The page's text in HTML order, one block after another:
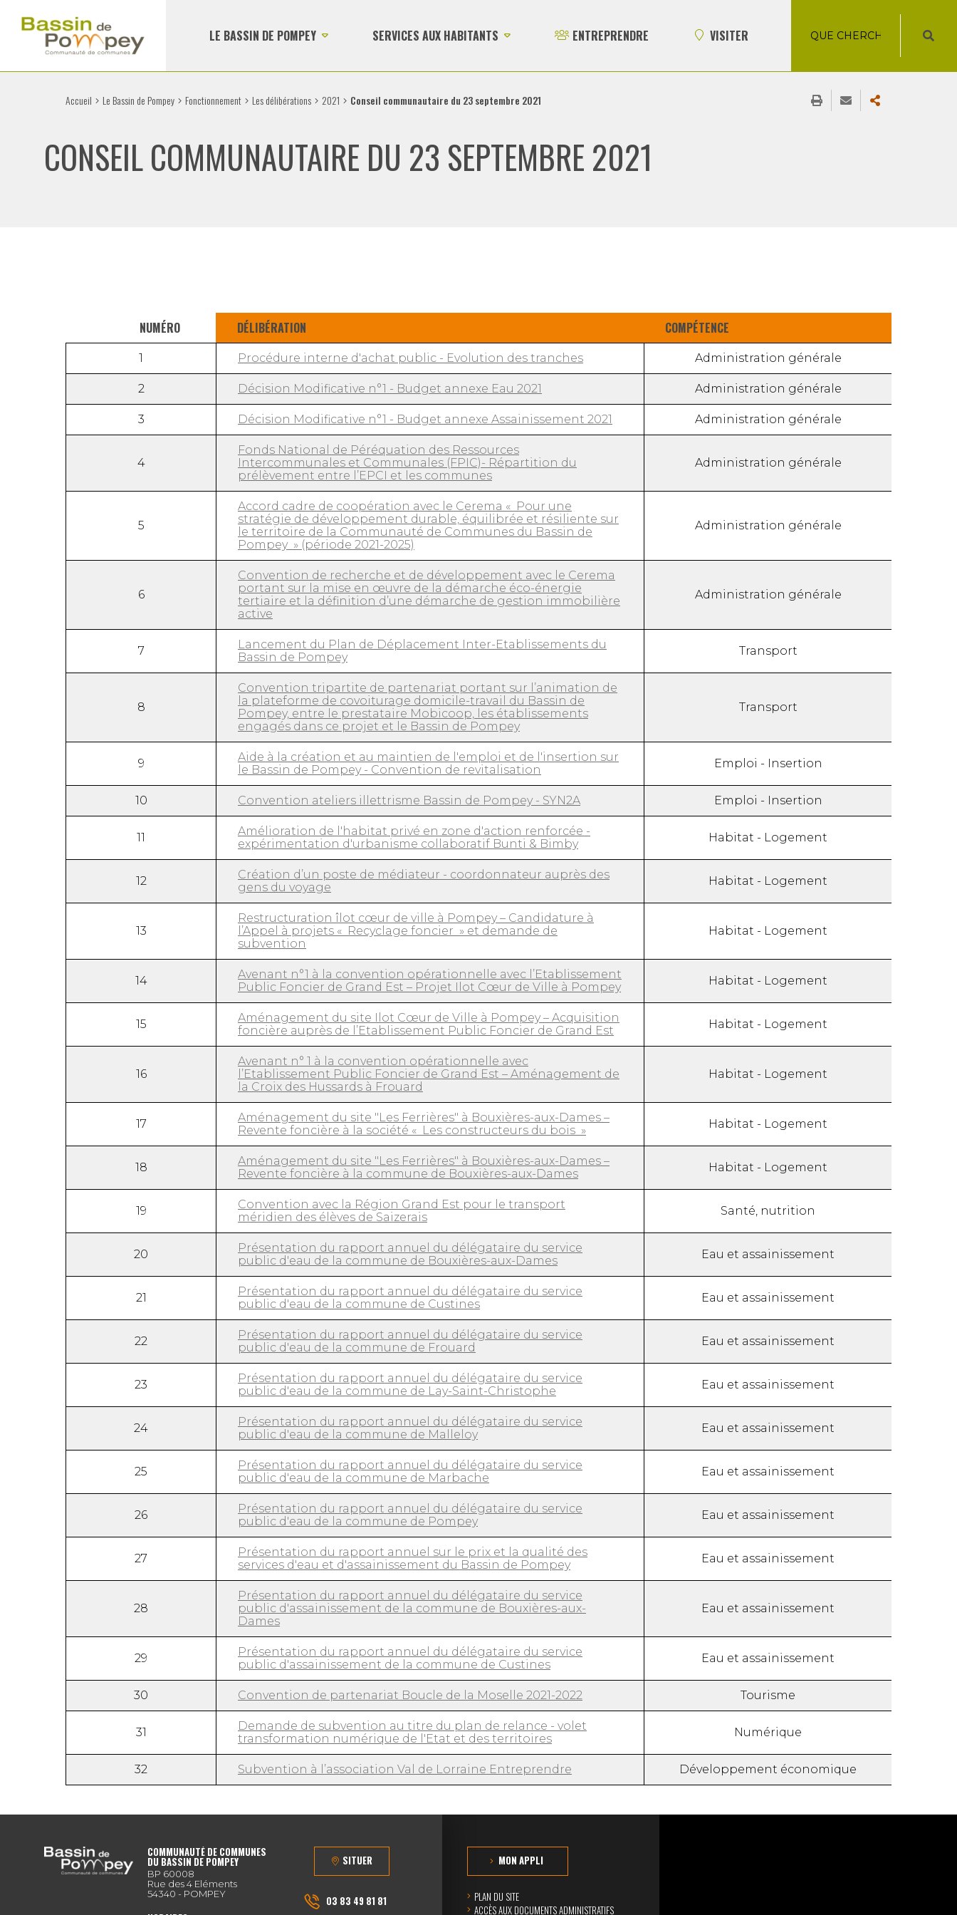
LE BASSIN DE POMPEY SERVICES AUX HABITANTS ENTREPRENDRE VISITER
Accueil Le Bassin de Pompey Fonctionnement Les délibérations 2021 Conseil communautaire du 23 septembre 2021
CONSEIL COMMUNAUTAIRE DU 23 SEPTEMBRE 2021
NUMÉRO DÉLIBÉRATION COMPÉTENCE
1 Procédure interne d'achat public - Evolution des tranches Administration générale
2 Décision Modificative n°1 - Budget annexe Eau 2021 Administration générale
3 Décision Modificative n°1 - Budget annexe Assainissement 2021 Administration générale
4
Fonds National de Péréquation des Ressources
Intercommunales et Communales (FPIC)- Répartition du
prélèvement entre l’EPCI et les communes
Administration générale
5
Accord cadre de coopération avec le Cerema « Pour une
stratégie de développement durable, équilibrée et résiliente sur
le territoire de la Communauté de Communes du Bassin de
Pompey » (période 2021-2025)
Administration générale
6
Convention de recherche et de développement avec le Cerema
portant sur la mise en œuvre de la démarche éco-énergie
tertiaire et la définition d’une démarche de gestion immobilière
active
Administration générale
7
Lancement du Plan de Déplacement Inter-Etablissements du
Bassin de Pompey
Transport
8
Convention tripartite de partenariat portant sur l’animation de
la plateforme de covoiturage domicile-travail du Bassin de
Pompey, entre le prestataire Mobicoop, les établissements
engagés dans ce projet et le Bassin de Pompey
Transport
9
Aide à la création et au maintien de l'emploi et de l'insertion sur
le Bassin de Pompey - Convention de revitalisation
Emploi - Insertion
10 Convention ateliers illettrisme Bassin de Pompey - SYN2A Emploi - Insertion
11
Amélioration de l'habitat privé en zone d'action renforcée -
expérimentation d'urbanisme collaboratif Bunti & Bimby
Habitat - Logement
12
Création d’un poste de médiateur - coordonnateur auprès des
gens du voyage
Habitat - Logement
13
Restructuration îlot cœur de ville à Pompey – Candidature à
l’Appel à projets « Recyclage foncier » et demande de
subvention
Habitat - Logement
14
Avenant n°1 à la convention opérationnelle avec l’Etablissement
Public Foncier de Grand Est – Projet Ilot Cœur de Ville à Pompey
Habitat - Logement
15
Aménagement du site Ilot Cœur de Ville à Pompey – Acquisition
foncière auprès de l’Etablissement Public Foncier de Grand Est
Habitat - Logement
16
Avenant n° 1 à la convention opérationnelle avec
l’Etablissement Public Foncier de Grand Est – Aménagement de
la Croix des Hussards à Frouard
Habitat - Logement
17
Aménagement du site "Les Ferrières" à Bouxières-aux-Dames –
Revente foncière à la société « Les constructeurs du bois »
Habitat - Logement
18
Aménagement du site "Les Ferrières" à Bouxières-aux-Dames –
Revente foncière à la commune de Bouxières-aux-Dames
Habitat - Logement
19
Convention avec la Région Grand Est pour le transport
méridien des élèves de Saizerais
Santé, nutrition
20
Présentation du rapport annuel du délégataire du service
public d'eau de la commune de Bouxières-aux-Dames
Eau et assainissement
21
Présentation du rapport annuel du délégataire du service
public d'eau de la commune de Custines
Eau et assainissement
22
Présentation du rapport annuel du délégataire du service
public d'eau de la commune de Frouard
Eau et assainissement
23
Présentation du rapport annuel du délégataire du service
public d'eau de la commune de Lay-Saint-Christophe
Eau et assainissement
24
Présentation du rapport annuel du délégataire du service
public d'eau de la commune de Malleloy
Eau et assainissement
25
Présentation du rapport annuel du délégataire du service
public d'eau de la commune de Marbache
Eau et assainissement
26
Présentation du rapport annuel du délégataire du service
public d'eau de la commune de Pompey
Eau et assainissement
27
Présentation du rapport annuel sur le prix et la qualité des
services d'eau et d'assainissement du Bassin de Pompey
Eau et assainissement
28
Présentation du rapport annuel du délégataire du service
public d'assainissement de la commune de Bouxières-aux-
Dames
Eau et assainissement
29
Présentation du rapport annuel du délégataire du service
public d'assainissement de la commune de Custines
Eau et assainissement
30 Convention de partenariat Boucle de la Moselle 2021-2022 Tourisme
31
Demande de subvention au titre du plan de relance - volet
transformation numérique de l'Etat et des territoires
Numérique
32 Subvention à l’association Val de Lorraine Entreprendre Développement économique
COMMUNAUTÉ DE COMMUNES
DU BASSIN DE POMPEY
BP 60008
Rue des 4 Eléments
54340 - POMPEY
SITUER
03 83 49 81 81
MON APPLI
PLAN DU SITE
ACCÈS AUX DOCUMENTS ADMINISTRATIFS